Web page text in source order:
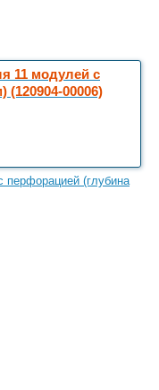
(глубина